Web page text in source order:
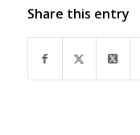
Share this entry